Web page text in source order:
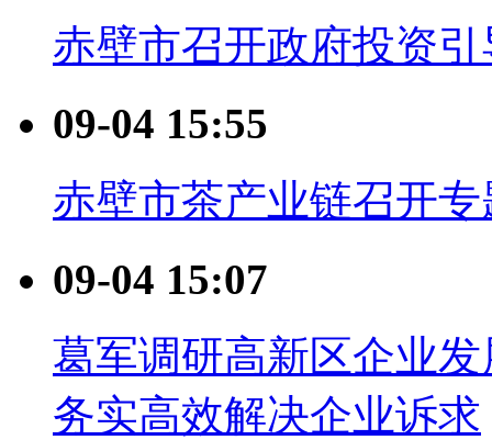
赤壁市召开政府投资
09-04 15:55
赤壁市茶产业链召开
09-04 15:07
葛军调研高新区企业
务实高效解决企业诉求